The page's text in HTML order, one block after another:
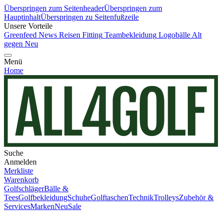
Überspringen zum SeitenheaderÜberspringen zum
HauptinhaltÜberspringen zu Seitenfußzeile
Unsere Vorteile
Greenfeed News Reisen Fitting Teambekleidung Logobälle Alt
gegen Neu
Menü
Home
Suche
Anmelden
Merkliste
Warenkorb
GolfschlägerBälle &
TeesGolfbekleidungSchuheGolftaschenTechnikTrolleysZubehör &
ServicesMarkenNeuSale